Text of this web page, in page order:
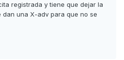
registrada y tiene que dejar la
dan una X-adv para que no se